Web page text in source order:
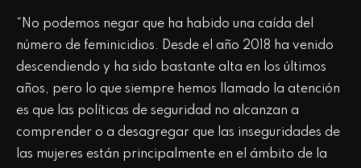
“No podemos negar que ha habido una caída del
número de feminicidios. Desde el año 2018 ha venido
descendiendo y ha sido bastante alta en los últimos
años, pero lo que siempre hemos llamado la atención
es que las políticas de seguridad no alcanzan a
comprender o a desagregar que las inseguridades de
las mujeres están principalmente en el ámbito de la